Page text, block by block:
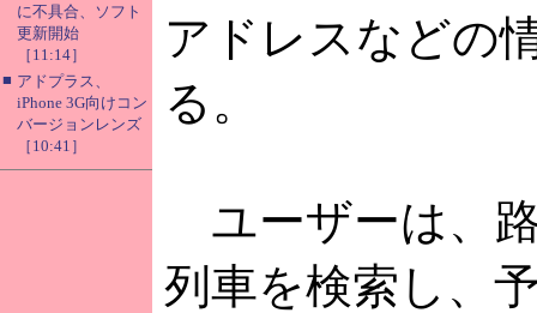
に不具合、ソフト
更新開始
［11:14］
■ アドプラス、
iPhone 3G向けコン
バージョンレンズ
［10:41］
アドレスなどの
る。
ユーザーは、
列車を検索し、